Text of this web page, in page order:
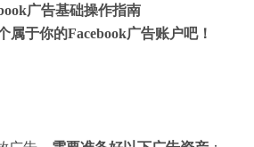
广告基础操作指南
属于你的Facebook广告账户吧！